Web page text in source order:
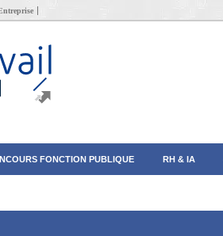
FONCTION PUBLIQUE RH & IA